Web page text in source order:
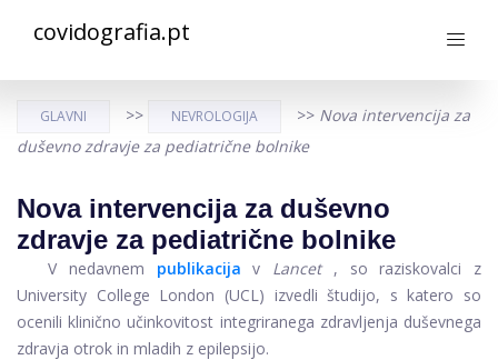
covidografia.pt
GLAVNI >> NEVROLOGIJA >> Nova intervencija za
duševno zdravje za pediatrične bolnike
Nova intervencija za duševno
zdravje za pediatrične bolnike
V nedavnem publikacija v Lancet, so raziskovalci z
University College London (UCL) izvedli študijo, s katero so
ocenili klinično učinkovitost integriranega zdravljenja duševnega
zdravja otrok in mladih z epilepsijo.